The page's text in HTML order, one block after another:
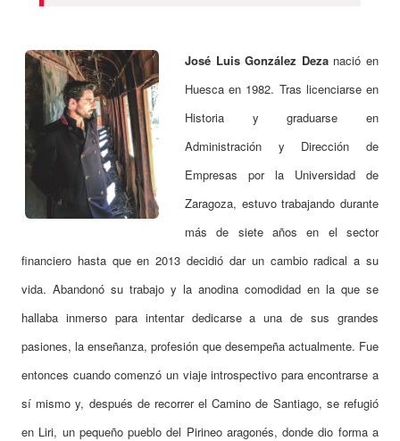
José Luis González Dezanació en
Huesca en 1982. Tras licenciarse en
Historia y graduarse en
Administración y Dirección de
Empresas por la Universidad de
Zaragoza, estuvo trabajando durante
más de siete años en el sector
financiero hasta que en 2013 decidió dar un cambio radical a su
vida. Abandonó su trabajo y la anodina comodidad en la que se
hallaba inmerso para intentar dedicarse a una de sus grandes
pasiones, la enseñanza, profesión que desempeña actualmente. Fue
entonces cuando comenzó un viaje introspectivo para encontrarse a
sí mismo y, después de recorrer el Camino de Santiago, se refugió
en Liri, un pequeño pueblo del Pirineo aragonés, donde dio forma a